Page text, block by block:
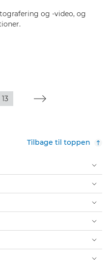
og -video, og
13
Tilbage til toppen